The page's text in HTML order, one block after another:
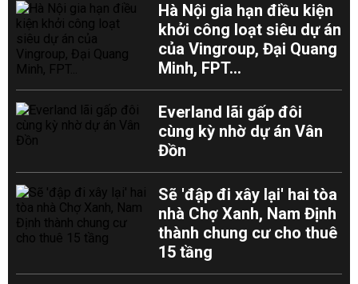
Hà Nội gia hạn điều kiện
khởi công loạt siêu dự án
của Vingroup, Đại Quang
Minh, FPT...
Everland lãi gấp đôi
cùng kỳ nhờ dự án Vân
Đồn
Sẽ 'đập đi xây lại' hai tòa
nhà Chợ Xanh, Nam Định
thành chung cư cho thuê
15 tầng